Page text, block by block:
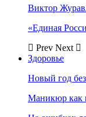
Виктор
«Единая
Prev Next
Здоровье
Новый год
Маникюр как